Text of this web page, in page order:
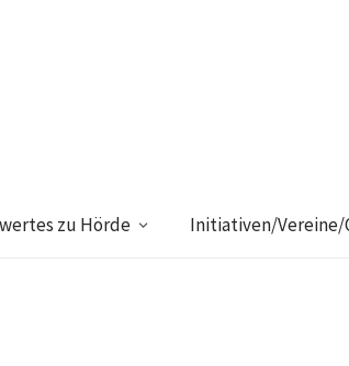
zu Hörde Initiativen/Vereine/